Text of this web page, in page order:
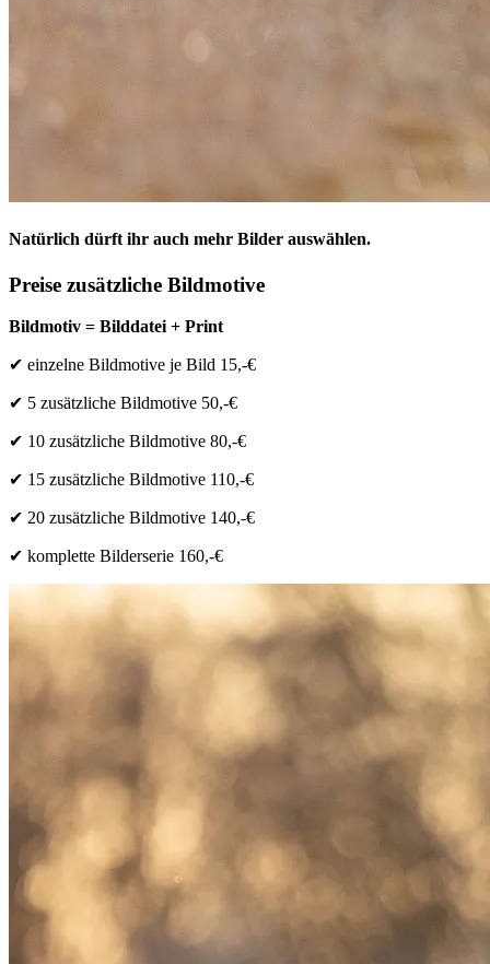
Natürlich dürft ihr auch mehr Bilder auswählen.
Preise zusätzliche Bildmotive
Bildmotiv = Bilddatei + Print
✔ einzelne Bildmotive je Bild 15,-€
✔ 5 zusätzliche Bildmotive 50,-€
✔ 10 zusätzliche Bildmotive 80,-€
✔ 15 zusätzliche Bildmotive 110,-€
✔ 20 zusätzliche Bildmotive 140,-€
✔ komplette Bilderserie 160,-€